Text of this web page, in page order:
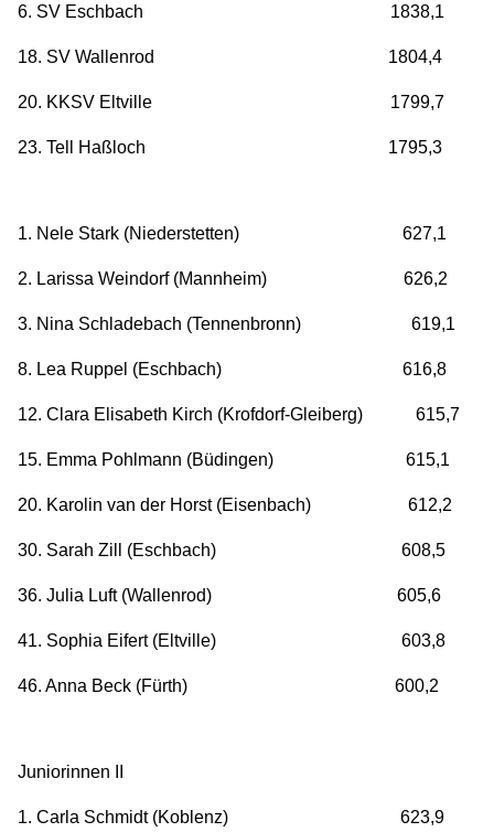
6. SV Eschbach 1838,1
18. SV Wallenrod 1804,4
20. KKSV Eltville 1799,7
23. Tell Haßloch 1795,3
1. Nele Stark (Niederstetten) 627,1
2. Larissa Weindorf (Mannheim) 626,2
3. Nina Schladebach (Tennenbronn) 619,1
8. Lea Ruppel (Eschbach) 616,8
12. Clara Elisabeth Kirch (Krofdorf-Gleiberg) 615,7
15. Emma Pohlmann (Büdingen) 615,1
20. Karolin van der Horst (Eisenbach) 612,2
30. Sarah Zill (Eschbach) 608,5
36. Julia Luft (Wallenrod) 605,6
41. Sophia Eifert (Eltville) 603,8
46. Anna Beck (Fürth) 600,2
Juniorinnen II
1. Carla Schmidt (Koblenz) 623,9